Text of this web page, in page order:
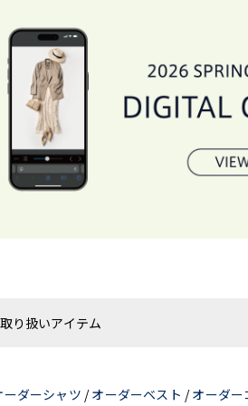
取り扱いアイテム
ーダーシャツ /オーダーベスト /オーダー